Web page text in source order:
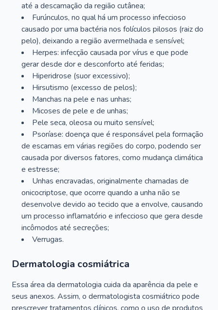
até a descamação da região cutânea;
Furúnculos, no qual há um processo infeccioso
causado por uma bactéria nos folículos pilosos (raiz do
pelo), deixando a região avermelhada e sensível;
Herpes: infecção causada por vírus e que pode
gerar desde dor e desconforto até feridas;
Hiperidrose (suor excessivo);
Hirsutismo (excesso de pelos);
Manchas na pele e nas unhas;
Micoses de pele e de unhas;
Pele seca, oleosa ou muito sensível;
Psoríase: doença que é responsável pela formação
de escamas em várias regiões do corpo, podendo ser
causada por diversos fatores, como mudança climática
e estresse;
Unhas encravadas, originalmente chamadas de
onicocriptose, que ocorre quando a unha não se
desenvolve devido ao tecido que a envolve, causando
um processo inflamatório e infeccioso que gera desde
incômodos até secreções;
Verrugas.
Dermatologia cosmiátrica
Essa área da dermatologia cuida da aparência da pele e
seus anexos. Assim, o dermatologista cosmiátrico pode